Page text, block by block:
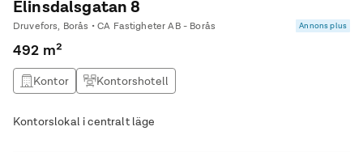
Elinsdalsgatan 8
Druvefors, Borås • CA Fastigheter AB - Borås Annons plus
492 m²
Kontor Kontorshotell
Kontorslokal i centralt läge